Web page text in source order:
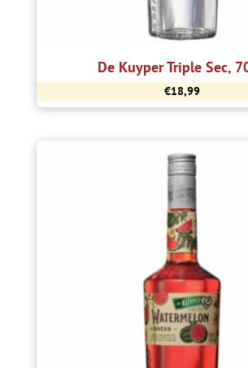
De Kuyper Triple Sec,
€18,99